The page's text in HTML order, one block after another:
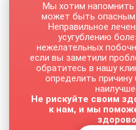
Мы хотим напомнить
может быть опасным
Неправильное
усугублению
нежелательных
если вы заметили
обратитесь в нашу
определить
Не рискуйте своим
к нам, и мы